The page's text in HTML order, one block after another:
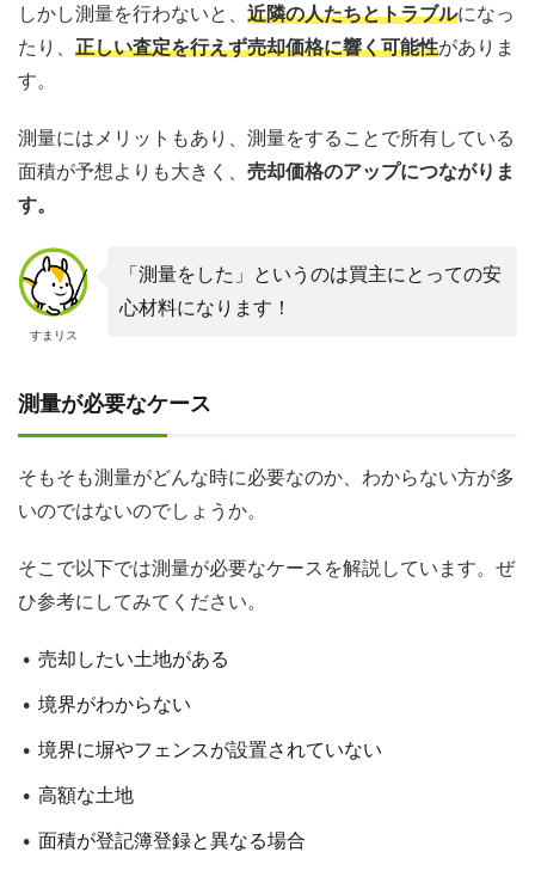
しかし測量を行わないと、 近隣の人たちとトラブルになっ
たり、 正しい査定を行えず売却価格に響く可能性がありま
す。
測量にはメリットもあり、測量をすることで所有している
面積が予想よりも大きく、 売却価格のアップにつながりま
す。
すまリス
「測量をした」というのは買主にとっての安
心材料になります！
測量が必要なケース
そもそも測量がどんな時に必要なのか、わからない方が多
いのではないのでしょうか。
そこで以下では測量が必要なケースを解説しています。ぜ
ひ参考にしてみてください。
売却したい土地がある
境界がわからない
境界に塀やフェンスが設置されていない
高額な土地
面積が登記簿登録と異なる場合